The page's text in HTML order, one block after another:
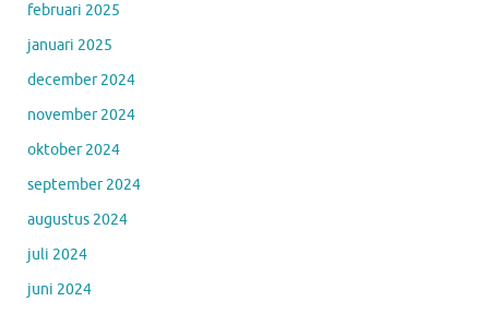
februari 2025
januari 2025
december 2024
november 2024
oktober 2024
september 2024
augustus 2024
juli 2024
juni 2024